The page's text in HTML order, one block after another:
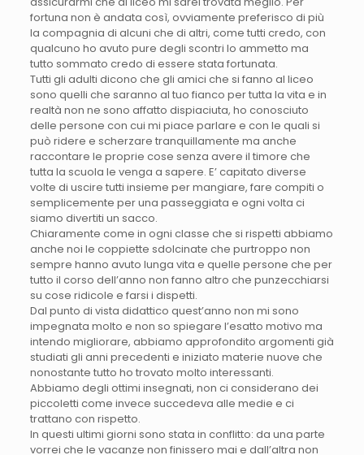
fortuna non è andata così, ovviamente preferisco di più
la compagnia di alcuni che di altri, come tutti credo, con
qualcuno ho avuto pure degli scontri lo ammetto ma
tutto sommato credo di essere stata fortunata.
Tutti gli adulti dicono che gli amici che si fanno al liceo
sono quelli che saranno al tuo fianco per tutta la vita e in
realtà non ne sono affatto dispiaciuta, ho conosciuto
delle persone con cui mi piace parlare e con le quali si
può ridere e scherzare tranquillamente ma anche
raccontare le proprie cose senza avere il timore che
tutta la scuola le venga a sapere. E’ capitato diverse
volte di uscire tutti insieme per mangiare, fare compiti o
semplicemente per una passeggiata e ogni volta ci
siamo divertiti un sacco.
Chiaramente come in ogni classe che si rispetti abbiamo
anche noi le coppiette sdolcinate che purtroppo non
sempre hanno avuto lunga vita e quelle persone che per
tutto il corso dell’anno non fanno altro che punzecchiarsi
su cose ridicole e farsi i dispetti.
Dal punto di vista didattico quest’anno non mi sono
impegnata molto e non so spiegare l’esatto motivo ma
intendo migliorare, abbiamo approfondito argomenti già
studiati gli anni precedenti e iniziato materie nuove che
nonostante tutto ho trovato molto interessanti.
Abbiamo degli ottimi insegnati, non ci considerano dei
piccoletti come invece succedeva alle medie e ci
trattano con rispetto.
In questi ultimi giorni sono stata in conflitto: da una parte
vorrei che le vacanze non finissero mai e dall’altra non